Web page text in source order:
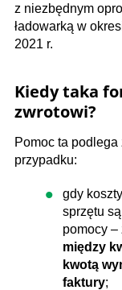
z niezbędnym
ładowarką w
2021 r.
Kiedy taka
zwrotowi?
Pomoc ta
przypadku:
gdy
sprzętu
pomocy –
między
kwotą
faktury;